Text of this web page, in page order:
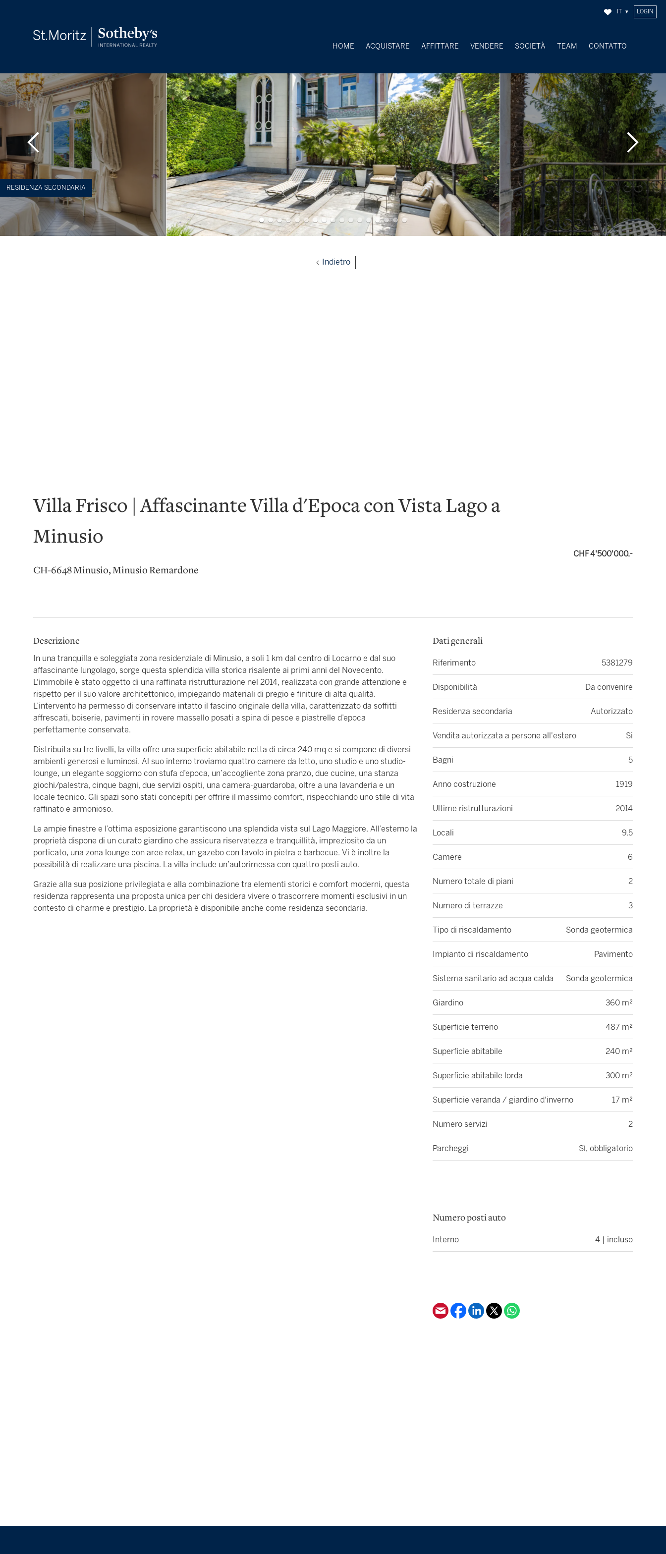
LOGIN
HOME ACQUISTARE AFFITTARE VENDERE
SOCIETÀ
TEAM CONTATTO
Indietro
RESIDENZA SECONDARIA
Villa Frisco | Affascinante Villa d'Epoca con Vista Lago a
Minusio
CH-6648 Minusio, Minusio Remardone
CHF 4'500'000.-
Descrizione
In una tranquilla e soleggiata zona residenziale di Minusio, a soli 1 km dal centro di Locarno e dal suo
affascinante lungolago, sorge questa splendida villa storica risalente ai primi anni del Novecento.
L'immobile è stato oggetto di una raffinata ristrutturazione nel 2014, realizzata con grande attenzione e
rispetto per il suo valore architettonico, impiegando materiali di pregio e finiture di alta qualità.
L’intervento ha permesso di conservare intatto il fascino originale della villa, caratterizzato da soffitti
affrescati, boiserie, pavimenti in rovere massello posati a spina di pesce e piastrelle d’epoca
perfettamente conservate.
Distribuita su tre livelli, la villa offre una superficie abitabile netta di circa 240 mq e si compone di diversi
ambienti generosi e luminosi. Al suo interno troviamo quattro camere da letto, uno studio e uno studio-
lounge, un elegante soggiorno con stufa d’epoca, un’accogliente zona pranzo, due cucine, una stanza
giochi/palestra, cinque bagni, due servizi ospiti, una camera-guardaroba, oltre a una lavanderia e un
locale tecnico. Gli spazi sono stati concepiti per offrire il massimo comfort, rispecchiando uno stile di vita
raffinato e armonioso.
Le ampie finestre e l’ottima esposizione garantiscono una splendida vista sul Lago Maggiore. All’esterno la
proprietà dispone di un curato giardino che assicura riservatezza e tranquillità, impreziosito da un
porticato, una zona lounge con aree relax, un gazebo con tavolo in pietra e barbecue. Vi è inoltre la
possibilità di realizzare una piscina. La villa include un’autorimessa con quattro posti auto.
Grazie alla sua posizione privilegiata e alla combinazione tra elementi storici e comfort moderni, questa
residenza rappresenta una proposta unica per chi desidera vivere o trascorrere momenti esclusivi in un
contesto di charme e prestigio. La proprietà è disponibile anche come residenza secondaria.
Dati generali
Riferimento 5381279
Disponibilità Da convenire
Residenza secondaria Autorizzato
Vendita autorizzata a persone all'estero Si
Bagni 5
Anno costruzione 1919
Ultime ristrutturazioni 2014
Locali 9.5
Camere 6
Numero totale di piani 2
Numero di terrazze 3
Tipo di riscaldamento Sonda geotermica
Impianto di riscaldamento Pavimento
Sistema sanitario ad acqua calda Sonda geotermica
Giardino 360 m²
Superficie terreno 487 m²
Superficie abitabile 240 m²
Superficie abitabile lorda 300 m²
Superficie veranda / giardino d'inverno 17 m²
Numero servizi 2
Parcheggi Sì, obbligatorio
Numero posti auto
Interno 4 | incluso